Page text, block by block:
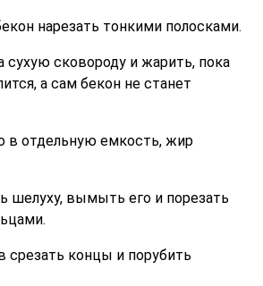
нарезать тонкими полосками.
сухую сковороду и жарить, пока
а сам бекон не станет
в отдельную емкость, жир
шелуху, вымыть его и порезать
срезать концы и порубить